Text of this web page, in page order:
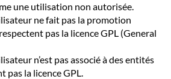
une utilisation non autorisée.
ne fait pas la promotion
pas la licence GPL (General
n’est pas associé à des entités
pas la licence GPL.